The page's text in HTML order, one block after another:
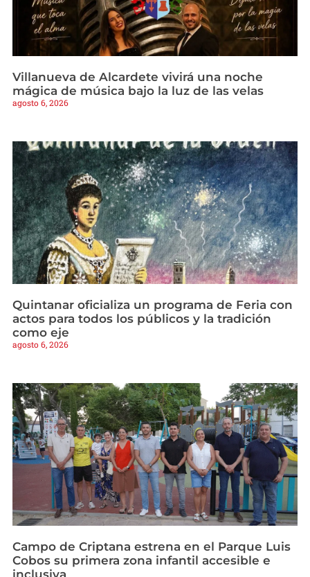
Villanueva de Alcardete vivirá una noche
mágica de música bajo la luz de las velas
agosto 6, 2026
Quintanar oficializa un programa de Feria con
actos para todos los públicos y la tradición
como eje
agosto 6, 2026
Campo de Criptana estrena en el Parque Luis
Cobos su primera zona infantil accesible e